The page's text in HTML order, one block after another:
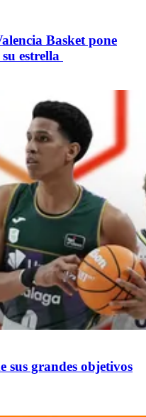
Basket pone
estrella
sus grandes objetivos